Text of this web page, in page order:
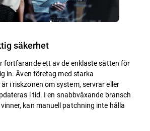
säkerhet
fortfarande ett av de enklaste sätten för
in. Även företag med starka
i riskzonen om system, servrar eller
i tid. I en snabbväxande bransch
kan manuell patchning inte hålla